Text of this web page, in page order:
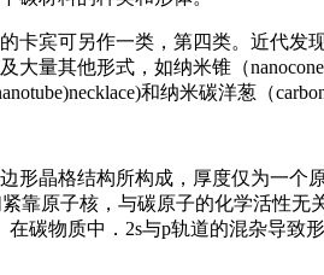
宾可另作一类，第四类。近代发
其他形式，如纳米锥（nanocone
和纳米碳洋葱（
晶格结构所构成，厚度仅为一个
靠原子核，与碳原子的化学活性
物质中．2s与p轨道的混杂导致